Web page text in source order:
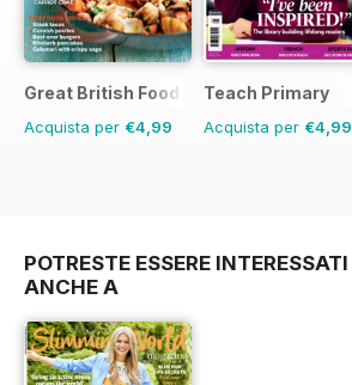
Great British Food
Acquista per €4,99
Teach Primary
Acquista per €4,99
POTRESTE ESSERE INTERESSATI
ANCHE A